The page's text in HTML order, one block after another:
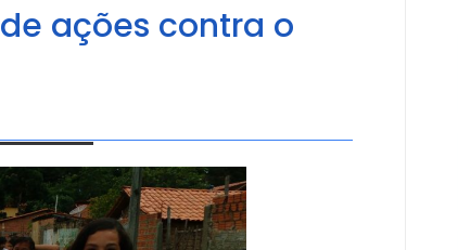
ações contra o